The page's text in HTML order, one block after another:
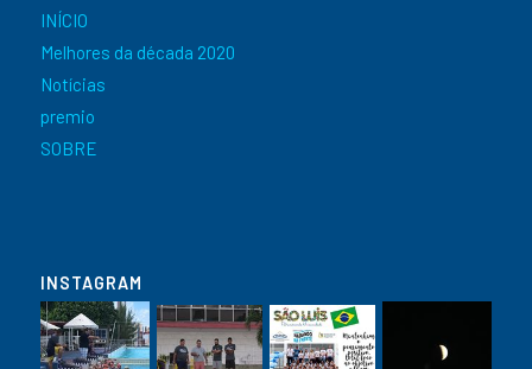
INÍCIO
Melhores da década 2020
Notícias
premio
SOBRE
INSTAGRAM